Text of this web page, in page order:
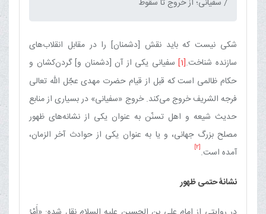
شکی نیست که باید نقش [دشمنان] را در مقابل انقلاب‌های
سازنده شناخت.[1]سفیانی‏ یکی از آن [دشمنان و] گردن‌کشان و
حکام ظالمی است که قبل از قیام حضرت مهدی عجّل الله تعالی
فرجه الشریف خروج می‌کند. خروج «سفیانی» در بسیاری از منابع
حدیث شیعه و اهل تسنّن به عنوان یکی از نشانه‌های ظهور
مصلح بزرگ جهانی، و یا به عنوان یکی از حوادث آخر الزمان،
آمده است.[2]
نشانۀ حتمی ظهور